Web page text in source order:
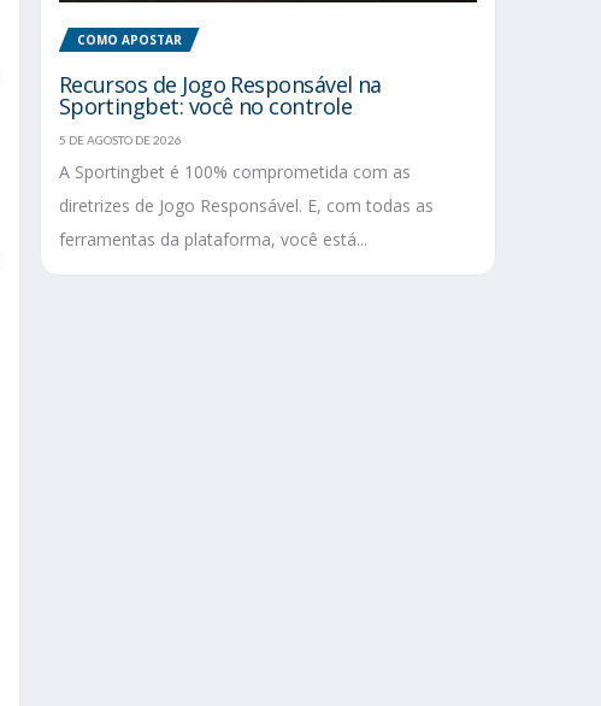
COMO APOSTAR
Recursos de Jogo Responsável na
Sportingbet: você no controle
5 DE AGOSTO DE 2026
A Sportingbet é 100% comprometida com as
diretrizes de Jogo Responsável. E, com todas as
ferramentas da plataforma, você está...